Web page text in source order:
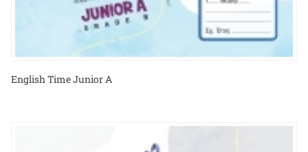
English Time Junior A